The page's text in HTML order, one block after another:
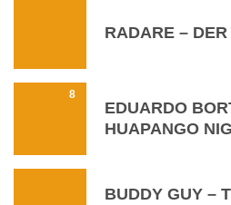
RADARE –
8
EDUARDO
HUAPANGO
BUDDY GUY –